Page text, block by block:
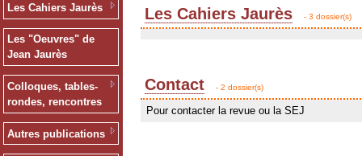
Les Cahiers Jaurès
Les "Oeuvres" de
Jean Jaurès
Colloques, tables-
rondes, rencontres
Autres publications
Les Cahiers Jaurès - 3 dossier(s)
Contact - 2 dossier(s)
Pour contacter la revue ou la SEJ